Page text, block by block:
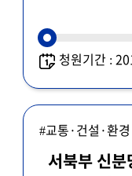
청원기간 :
#교통·건설·환경
서북부 신분